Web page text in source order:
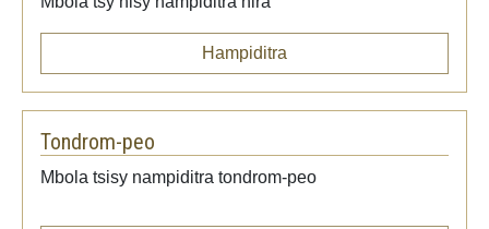
Hampiditra
Tondrom-peo
Mbola tsisy nampiditra tondrom-peo